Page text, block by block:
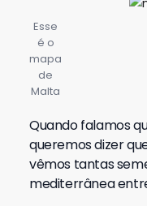
Esse
é o
mapa
de
Malta
Quando falamos
queremos dizer
vêmos tantas
mediterrânea